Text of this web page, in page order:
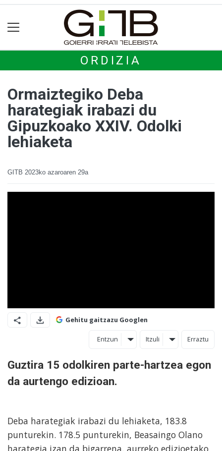
ORDIZIA
Ormaiztegiko Deba
harategiak irabazi du
Gipuzkoako XXIV. Odolki
lehiaketa
GITB 2023ko azaroaren 29a
Gehitu gaitzazu Googlen
Entzun Itzuli Erraztu
Guztira 15 odolkiren parte-hartzea egon
da aurtengo edizioan.
Deba harategiak irabazi du lehiaketa, 183.8
punturekin. 178.5 punturekin, Beasaingo Olano